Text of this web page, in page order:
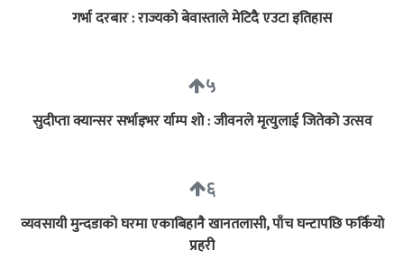
गर्भा दरबार : राज्यको बेवास्ताले मेटिदै एउटा इतिहास
५
सुदीप्ता क्यान्सर सर्भाइभर र्याम्प शो : जीवनले मृत्युलाई जितेको उत्सव
६
व्यवसायी मुन्दडाको घरमा एकाबिहानै खानतलासी, पाँच घन्टापछि फर्कियो
प्रहरी